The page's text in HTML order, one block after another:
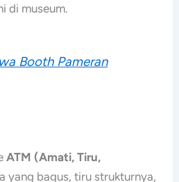
di museum.
Booth Pameran
ATM (Amati, Tiru,
yang bagus, tiru strukturnya,